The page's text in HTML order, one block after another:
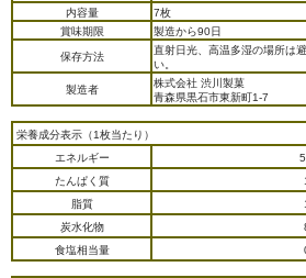
内容量
7枚
賞味期限
製造から90日
保存方法
直射日光、高温多湿の場所は
い。
製造者
株式会社 渋川製菓
青森県黒石市東新町1-7
栄養成分表示（1枚当たり）
エネルギー
たんぱく質
脂質
炭水化物
食塩相当量